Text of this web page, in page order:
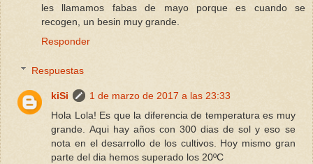
les llamamos fabas de mayo porque es cuando se
recogen, un besin muy grande.
Responder
Respuestas
kiSi
1 de marzo de 2017 a las 23:33
Hola Lola! Es que la diferencia de temperatura es muy
grande. Aqui hay años con 300 dias de sol y eso se
nota en el desarrollo de los cultivos. Hoy mismo gran
parte del dia hemos superado los 20ºC